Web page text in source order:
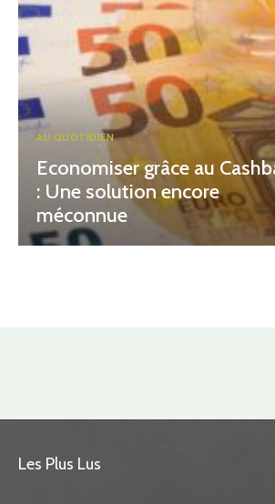
AU QUOTIDIEN
Economiser grâce au
: Une solution encore
méconnue
Les Plus Lus